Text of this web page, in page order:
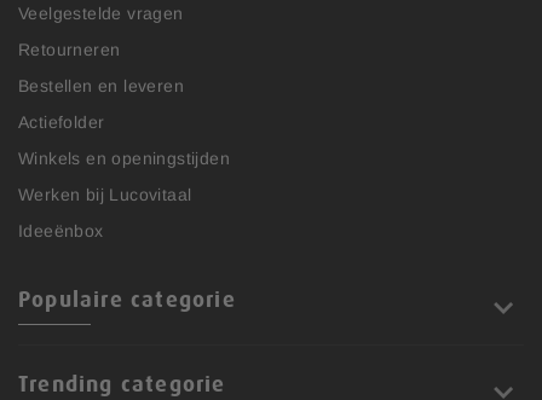
Veelgestelde vragen
Retourneren
Bestellen en leveren
Actiefolder
Winkels en openingstijden
Werken bij Lucovitaal
Ideeënbox
Populaire categorie
Trending categorie